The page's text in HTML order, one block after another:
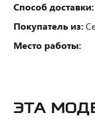
Способ доставки:
Покупатель из:
Место работы:
ЭТА